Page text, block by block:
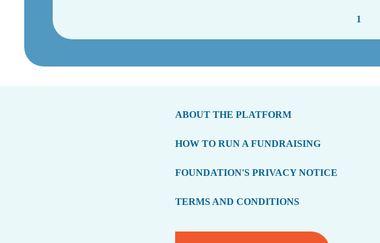
1
ABOUT THE PLATFORM
HOW TO RUN A FUNDRAISING
FOUNDATION'S PRIVACY NOTICE
TERMS AND CONDITIONS